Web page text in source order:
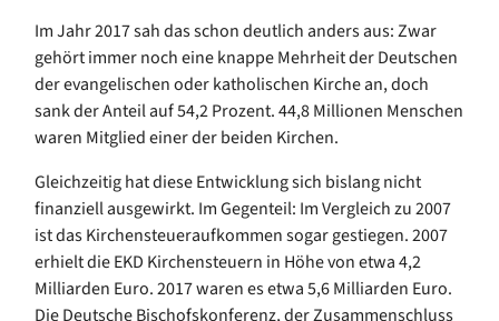
Im Jahr 2017 sah das schon deutlich anders aus: Zwar
gehört immer noch eine knappe Mehrheit der Deutschen
der evangelischen oder katholischen Kirche an, doch
sank der Anteil auf 54,2 Prozent. 44,8 Millionen Menschen
waren Mitglied einer der beiden Kirchen.
Gleichzeitig hat diese Entwicklung sich bislang nicht
finanziell ausgewirkt. Im Gegenteil: Im Vergleich zu 2007
ist das Kirchensteueraufkommen sogar gestiegen. 2007
erhielt die EKD Kirchensteuern in Höhe von etwa 4,2
Milliarden Euro. 2017 waren es etwa 5,6 Milliarden Euro.
Die Deutsche Bischofskonferenz, der Zusammenschluss